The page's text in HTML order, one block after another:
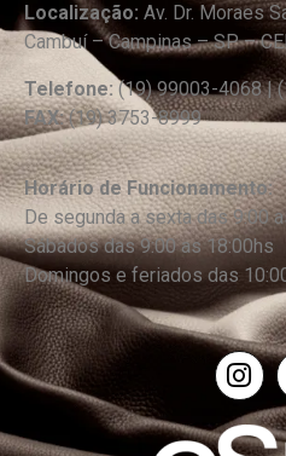
Localização: Av. Dr. Moraes
Cambuí – Campinas – SP –
Telefone: (19) 99003-4068 |
FAX:(19) 3753-8999
Horário de Funcionamento:
De segunda a sexta das 9:00
Sábados das 9:00 as 18:00hs
Domingos e feriados das